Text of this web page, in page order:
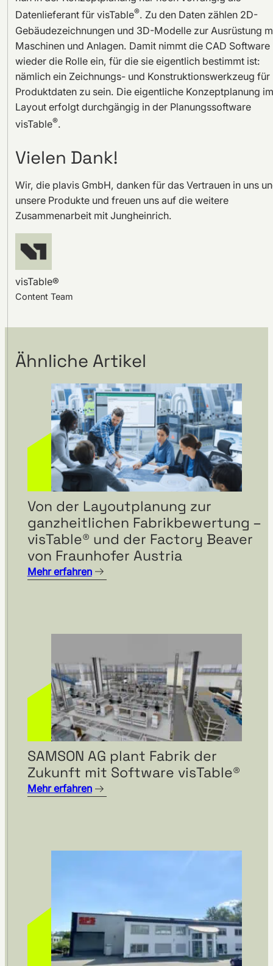
Datenlieferant für visTable®. Zu den Daten zählen 2D-
Gebäudezeichnungen und 3D-Modelle zur Ausrüstung
Maschinen und Anlagen. Damit nimmt die CAD Software
wieder die Rolle ein, für die sie eigentlich bestimmt ist:
nämlich ein Zeichnungs- und Konstruktionswerkzeug für
Produktdaten zu sein. Die eigentliche Konzeptplanung im
Layout erfolgt durchgängig in der Planungssoftware
visTable®.
Vielen Dank!
Wir, die plavis GmbH, danken für das Vertrauen in uns
unsere Produkte und freuen uns auf die weitere
Zusammenarbeit mit Jungheinrich.
visTable®
Content Team
Ähnliche Artikel
Von der Layoutplanung zur
ganzheitlichen Fabrikbewertung –
visTable® und der Factory Beaver
von Fraunhofer Austria
Mehr erfahren
SAMSON AG plant Fabrik der
Zukunft mit Software visTable®
Mehr erfahren